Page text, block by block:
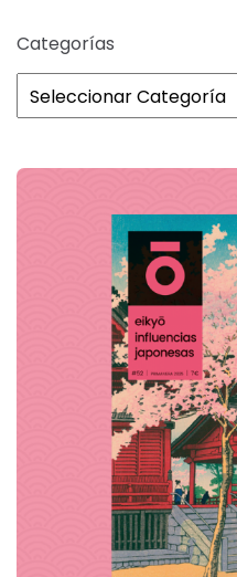
Categorías